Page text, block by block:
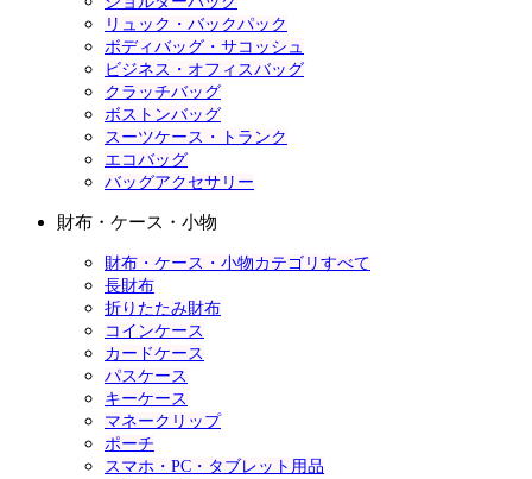
リュック・バックパック
ボディバッグ・サコッシュ
ビジネス・オフィスバッグ
クラッチバッグ
ボストンバッグ
スーツケース・トランク
エコバッグ
バッグアクセサリー
財布・ケース・小物
財布・ケース・小物カテゴリすべて
長財布
折りたたみ財布
コインケース
カードケース
パスケース
キーケース
マネークリップ
ポーチ
スマホ・PC・タブレット用品